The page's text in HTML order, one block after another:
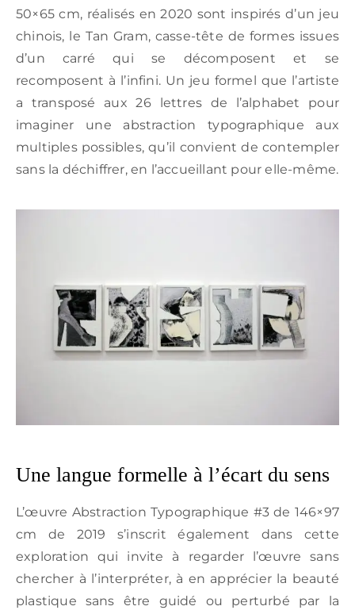
50×65 cm, réalisés en 2020 sont inspirés d’un jeu
chinois, le Tan Gram, casse-tête de formes issues
d’un carré qui se décomposent et se
recomposent à l’infini. Un jeu formel que l’artiste
a transposé aux 26 lettres de l’alphabet pour
imaginer une abstraction typographique aux
multiples possibles, qu’il convient de contempler
sans la déchiffrer, en l’accueillant pour elle-même.
Une langue formelle à l’écart du sens
L’œuvre Abstraction Typographique #3 de 146×97
cm de 2019 s’inscrit également dans cette
exploration qui invite à regarder l’œuvre sans
chercher à l’interpréter, à en apprécier la beauté
plastique sans être guidé ou perturbé par la